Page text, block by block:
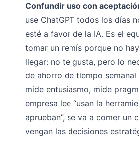
Confundir uso con
use ChatGPT todos los días
esté a favor de la IA. Es el
tomar un remís porque no
llegar: no te gusta, pero lo
de ahorro de tiempo semanal
mide entusiasmo, mide
empresa lee “usan la
aprueban”, se va a comer un
vengan las decisiones